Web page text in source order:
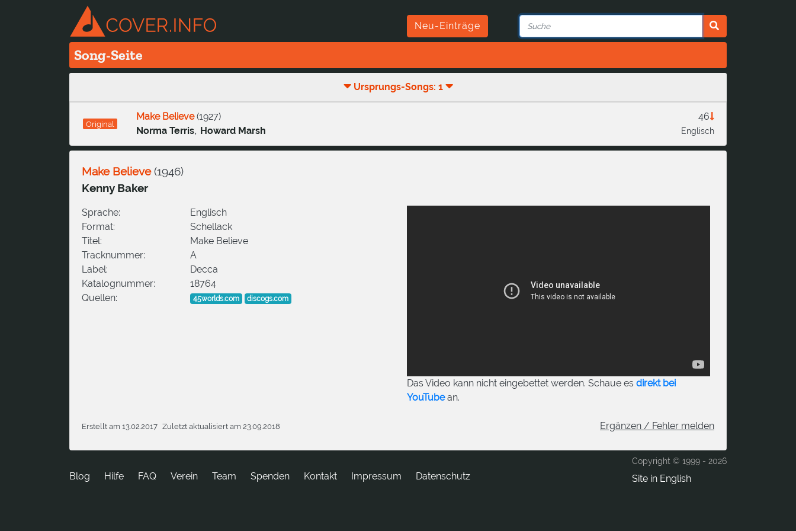
Neu-Einträge
Song-Seite
Ursprungs-Songs: 1
Original
46
Englisch
Make Believe(1927)
Norma Terris, Howard Marsh
Make Believe(1946)
Kenny Baker
Sprache:
Englisch
Format:
Schellack
Titel:
Make Believe
Tracknummer:
A
Label:
Decca
Katalognummer:
18764
Quellen:
45worlds.com discogs.com
Das Video kann nicht eingebettet werden. Schaue es direkt bei
YouTubean.
Erstellt am 13.02.2017 Zuletzt aktualisiert am 23.09.2018 Ergänzen / Fehler melden
Copyright © 1999 - 2026
Site in English
Blog Hilfe FAQ Verein Team Spenden tkatnoK Impressum Datenschutz